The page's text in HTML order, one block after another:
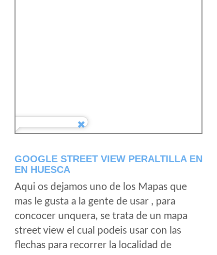
GOOGLE STREET VIEW PERALTILLA EN
EN HUESCA
Aqui os dejamos uno de los Mapas que
mas le gusta a la gente de usar , para
concocer unquera, se trata de un mapa
street view el cual podeis usar con las
flechas para recorrer la localidad de